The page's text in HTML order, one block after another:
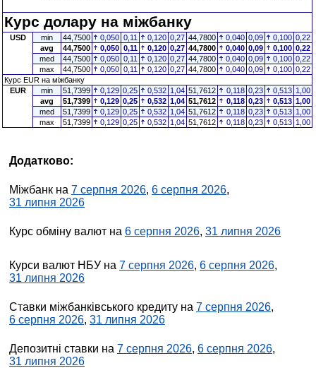
Курс долару на міжбанку
USD min 44,7500 0,050 0,11 0,120 0,27 44,7800 0,040 0,09 0,100 0,22
avg
44,7500 0,050 0,11 0,120 0,27 44,7800 0,040 0,09 0,100 0,22
med
44,7500 0,050 0,11 0,120 0,27 44,7800 0,040 0,09 0,100 0,22
max
44,7500 0,050 0,11 0,120 0,27 44,7800 0,040 0,09 0,100 0,22
Курс EUR на міжбанку
EUR
min 51,7399 0,129 0,25 0,532 1,04 51,7612 0,118 0,23 0,513 1,00
avg
51,7399 0,129 0,25 0,532 1,04 51,7612 0,118 0,23 0,513 1,00
med
51,7399 0,129 0,25 0,532 1,04 51,7612 0,118 0,23 0,513 1,00
max
51,7399 0,129 0,25 0,532 1,04 51,7612 0,118 0,23 0,513 1,00
Додатково:
Міжбанк на 7 серпня 2026, 6 серпня 2026,
31 липня 2026
Курс обміну валют на 6 серпня 2026, 31 липня 2026
Курси валют НБУ на 7 серпня 2026, 6 серпня 2026,
31 липня 2026
Ставки міжбанківського кредиту на 7 серпня 2026,
6 серпня 2026, 31 липня 2026
Депозитні ставки на 7 серпня 2026, 6 серпня 2026,
31 липня 2026